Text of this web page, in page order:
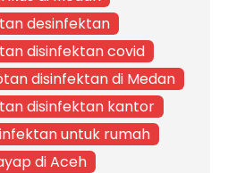
desinfektan
disinfektan covid
disinfektan di Medan
disinfektan kantor
untuk rumah
di Aceh